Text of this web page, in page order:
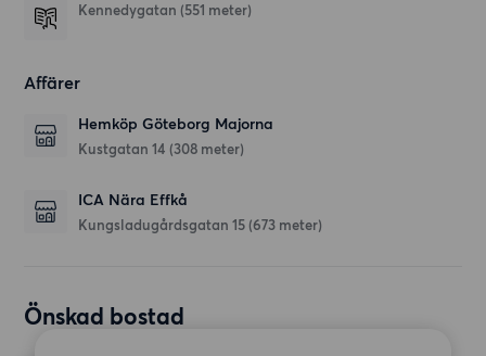
Kennedygatan (551 meter)
Affärer
Hemköp Göteborg Majorna
Kustgatan 14 (308 meter)
ICA Nära Effkå
Kungsladugårdsgatan 15 (673 meter)
Önskad bostad